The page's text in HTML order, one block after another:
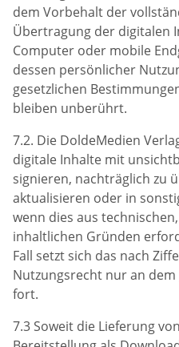
dem Vorbehalt der
Übertragung der digitalen
Computer oder mobile
dessen persönlicher
gesetzlichen
bleiben unberührt.
7.2. Die DoldeMedien
digitale Inhalte mit
signieren, nachträglich zu
aktualisieren oder in
wenn dies aus
inhaltlichen Gründen
Fall setzt sich das nach
Nutzungsrecht nur an
fort.
7.3 Soweit die Lieferung